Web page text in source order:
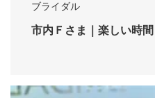
ブライダル
市内Ｆさま｜楽しい時